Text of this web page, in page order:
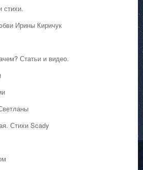
стихи.
Ирины Киричук
Статьи и видео.
Стихи Scady